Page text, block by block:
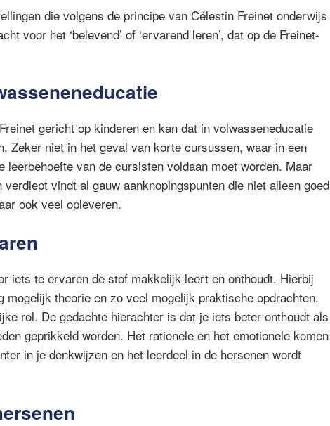
die volgens de principe van Célestin Freinet onderwijs
voor het ‘belevend’ of ‘ervarend leren’, dat op de Freinet-
gericht op kinderen en kan dat in volwasseneducatie
Zeker niet in het geval van korte cursussen, waar in een
van de cursisten voldaan moet worden. Maar
vindt al gauw aanknopingspunten die niet alleen goed
ook veel opleveren.
iets te ervaren de stof makkelijk leert en onthoudt. Hierbij
mogelijk theorie en zo veel mogelijk praktische opdrachten.
rol. De gedachte hierachter is dat je iets beter onthoudt als
geprikkeld worden. Het rationele en het emotionele komen
in je denkwijzen en het leerdeel in de hersenen wordt